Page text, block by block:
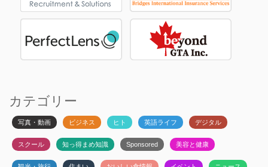
カテゴリー
写真・動画 ビジネス ヒト 英語ライフ デジタル
スクール 知っ得まめ知識 Sponsored 美容と健康